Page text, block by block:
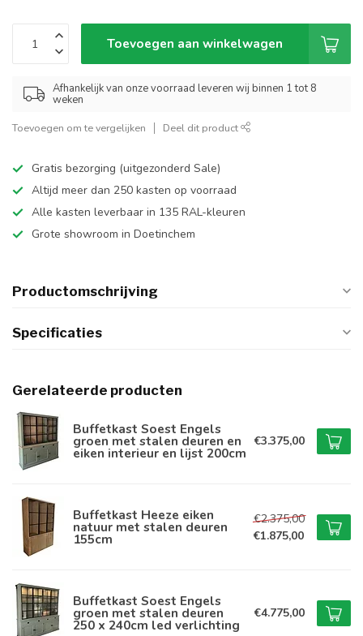
Toevoegen aan winkelwagen
Afhankelijk van onze voorraad leveren wij binnen 1 tot 8
weken
Toevoegen om te vergelijken Deel dit product
Gratis bezorging (uitgezonderd Sale)
Altijd meer dan 250 kasten op voorraad
Alle kasten leverbaar in 135 RAL-kleuren
Grote showroom in Doetinchem
Productomschrijving
Specificaties
Gerelateerde producten
Buffetkast Soest Engels
groen met stalen deuren en
eiken interieur en lijst 200cm
€3.375,00
Buffetkast Heeze eiken
natuur met stalen deuren
155cm
€2.375,00
€1.875,00
Buffetkast Soest Engels
groen met stalen deuren
250 x 240cm led verlichting
€4.775,00